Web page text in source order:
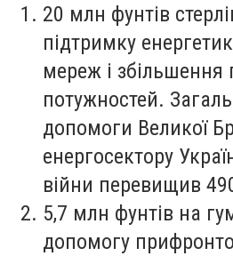
20 млн фунтів
підтримку
мереж і збільшення
потужностей.
допомоги Великої
енергосектору
війни перевищив
5,7 млн фунтів на
допомогу